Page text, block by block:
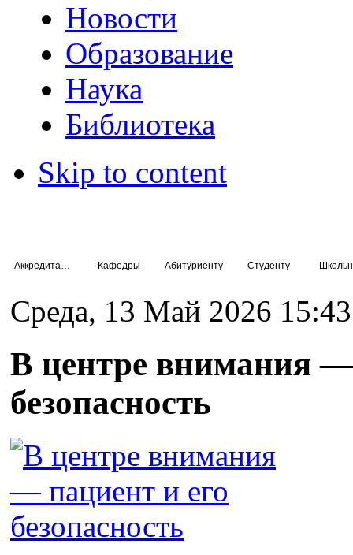
Новости
Образование
Наука
Библиотека
Skip to content
Кафедры Абитуриенту Студенту
Среда, 13 Май 2026 15:43
В центре внимания —
безопасность